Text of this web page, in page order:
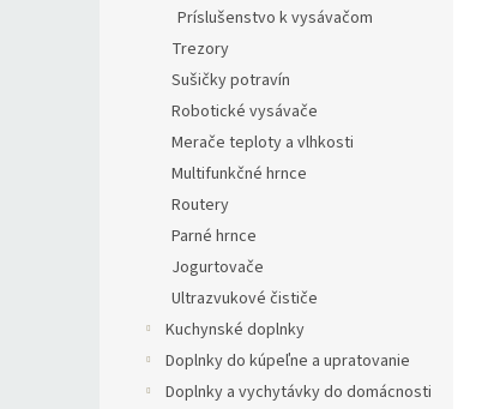
Príslušenstvo k vysávačom
Trezory
Sušičky potravín
Robotické vysávače
Merače teploty a vlhkosti
Multifunkčné hrnce
Routery
Parné hrnce
Jogurtovače
Ultrazvukové čističe
Kuchynské doplnky
Doplnky do kúpeľne a upratovanie
Doplnky a vychytávky do domácnosti